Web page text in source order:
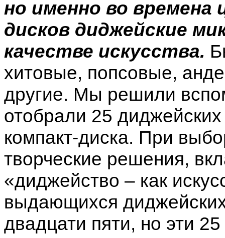
но именно во времена
дисков диджейские
качестве искусства.
хитовые, попсовые,
другие. Мы решили
отобрали 25
компакт-диска. При
творческие решения,
«диджейство – как
выдающихся
двадцати пяти, но эти